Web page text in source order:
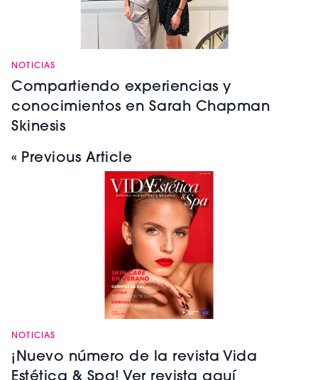
NOTICIAS
Compartiendo experiencias y
conocimientos en Sarah Chapman
Skinesis
« Previous Article
NOTICIAS
¡Nuevo número de la revista Vida